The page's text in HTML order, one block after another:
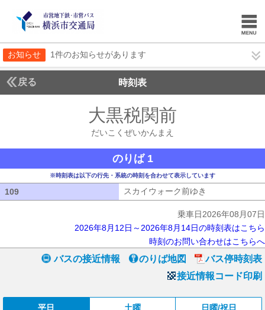
お知らせ 1件のお知らせがあります
戻る 時刻表
大黒税関前
だいこくぜいかんまえ
のりば 1
※時刻表は以下の行先・系統の時刻を合わせて表示しています
109 スカイウォーク前ゆき
乗車日2026年08月07日
2026年8月12日～2026年8月14日の時刻表はこちら
時刻のお問い合わせはこちらへ
バスの接近情報 のりば地図
バス停時刻表
接近情報コード印刷
平日 土曜 日曜/祝日